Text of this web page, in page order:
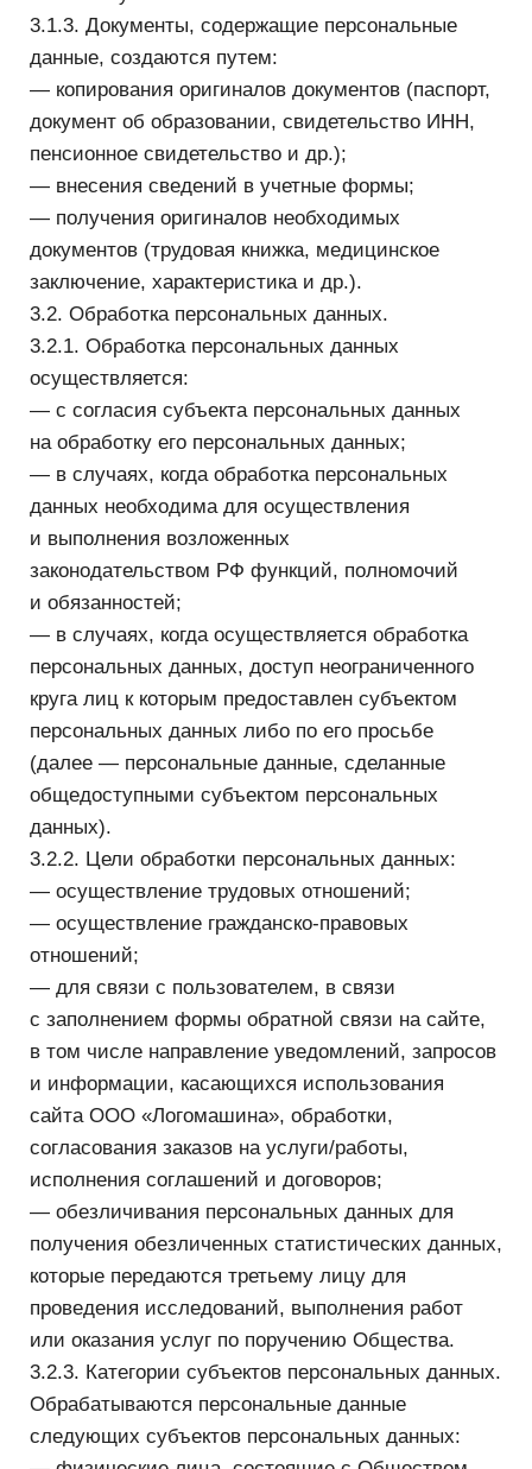
— осуществление гражданско-правовых
отношений;
— для связи с пользователем, в связи
с заполнением формы обратной связи на сайте,
в том числе направление уведомлений, запросов
сайта ООО «Логомашина», обработки,
согласования заказов на услуги/работы,
исполнения соглашений и договоров;
— обезличивания персональных данных для
которые передаются третьему лицу для
проведения исследований, выполнения работ
или оказания услуг по поручению Общества.
3.2.3. Категории субъектов персональных данных.
следующих субъектов персональных данных:
— физические лица, состоящие с Обществом
в трудовых отношениях;
— физические лица, уволившиеся из Общества;
— физические лица, состоящие с Обществом
в гражданско-правовых отношениях;
— физические лица, являющиеся
3.2.4. Персональные данные, обрабатываемые
Оператором:
— данные, полученные при осуществлении
трудовых отношений;
— данные, полученные для осуществления
отбора кандидатов на работу;
— данные, полученные при осуществлении
гражданско-правовых отношений;
— данные, полученные от Пользователей Сайта
3.2.5. Обработка персональных данных ведется:
— с использованием средств автоматизации;
— без использования средств автоматизации.
3.3. Хранение персональных данных.
быть получены, проходить дальнейшую
обработку и передаваться на хранение как
на бумажных носителях, так и в электронном
виде.
3.3.2. Персональные данные, зафиксированные
на бумажных носителях, хранятся в запираемых
шкафах либо в запираемых помещениях
с ограниченным правом доступа.
3.3.3. Персональные данные субъектов,
обрабатываемые с использованием средств
автоматизации в разных целях, хранятся
в разных папках.
3.3.4. Не допускается хранение и размещение
документов, содержащих персональных данных,
в открытых электронных каталогах